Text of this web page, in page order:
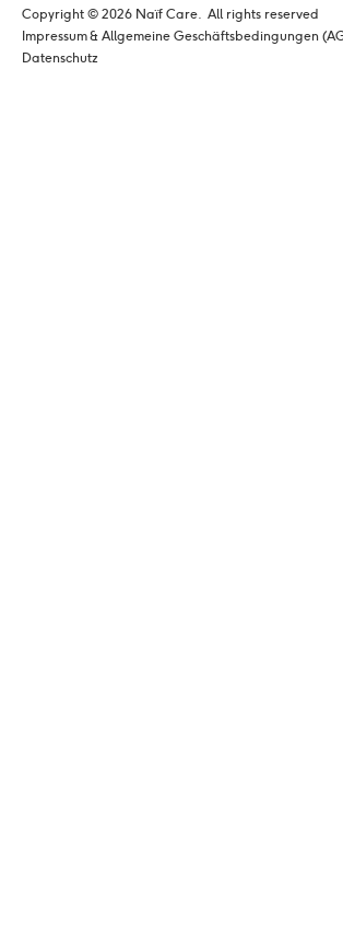
Copyright © 2026 Naïf Care. All rights reserved
Impressum & Allgemeine Geschäftsbedingungen
Datenschutz